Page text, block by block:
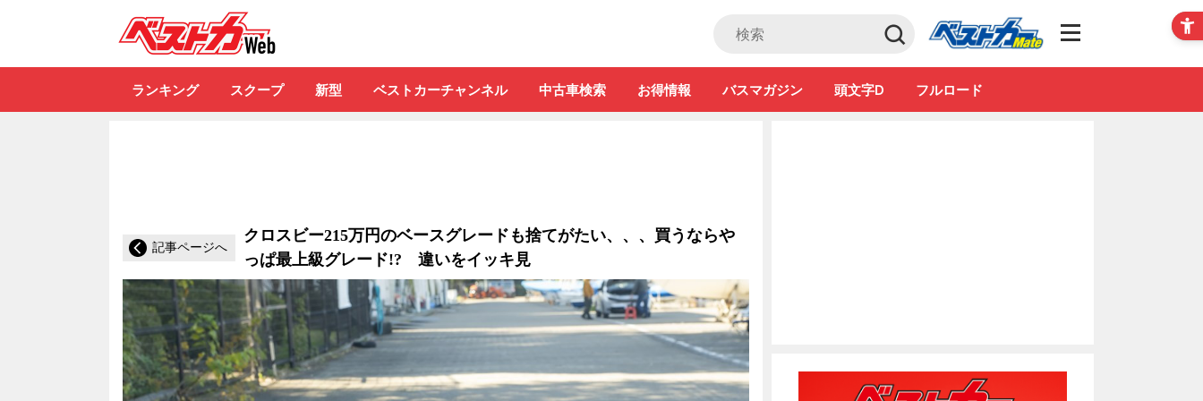
Club
ランキング スクープ 新型 ベストカーチャンネル 中古車検索 お得情報 バスマガジン 頭文字D フルロード
記事ページへ
クロスビー215万円のベースグレードも捨てがたい、、、買うならや
っぱ最上級グレード!? 違いをイッキ見